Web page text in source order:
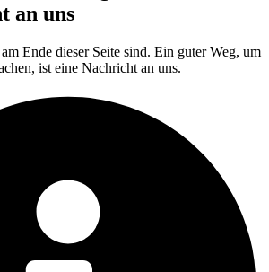
an uns
Ende dieser Seite sind. Ein guter Weg, um
ist eine Nachricht an uns.